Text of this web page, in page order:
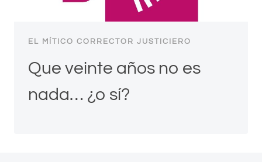
EL MÍTICO CORRECTOR JUSTICIERO
Que veinte años no es
nada… ¿o sí?